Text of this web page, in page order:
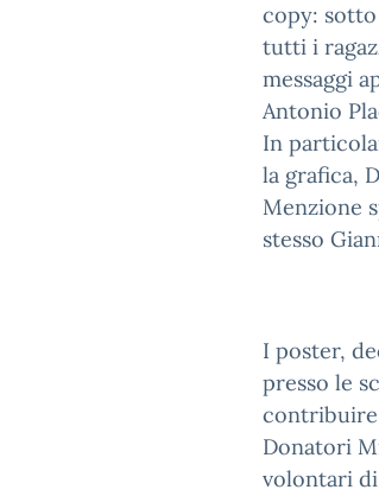
copy: sotto
tutti i
messaggi
Antonio
In
la grafica,
Menzione
stesso
I poster,
presso le
contribuire
Donatori
volontari di